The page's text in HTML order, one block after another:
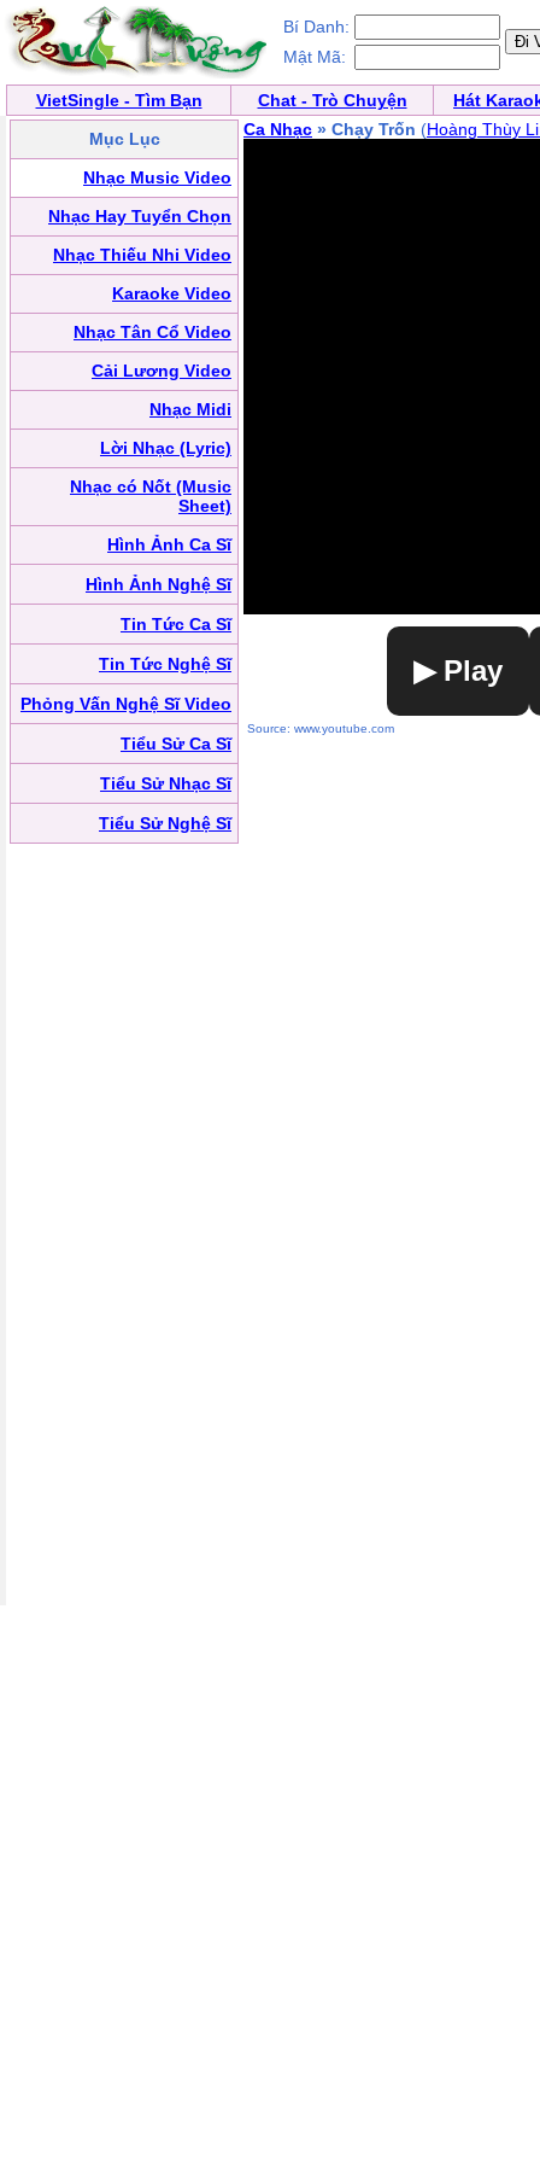
Bí Danh:
Mật Mã:
VietSingle - Tìm Bạn Chat - Trò Chuyện
Hát
Mục Lục
Nhạc Music Video
Nhạc Hay Tuyển Chọn
Nhạc Thiếu Nhi Video
Karaoke Video
Nhạc Tân Cổ Video
Cải Lương Video
Nhạc Midi
Lời Nhạc (Lyric)
Nhạc có Nốt (Music
Sheet)
Hình Ảnh Ca Sĩ
Hình Ảnh Nghệ Sĩ
Tin Tức Ca Sĩ
Tin Tức Nghệ Sĩ
Phỏng Vấn Nghệ Sĩ Video
Tiểu Sử Ca Sĩ
Tiểu Sử Nhạc Sĩ
Tiểu Sử Nghệ Sĩ
Ca Nhạc » Chạy Trốn (Hoàng Thùy
▶ Play
Source: www.youtube.com